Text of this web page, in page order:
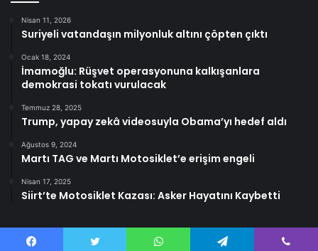
Nisan 11, 2026
Suriyeli vatandaşın milyonluk altını çöpten çıktı
Ocak 18, 2024
İmamoğlu: Rüşvet operasyonuna kalkışanlara
demokrasi tokatı vurulacak
Temmuz 28, 2025
Trump, yapay zekâ videosuyla Obama’yı hedef aldı
Ağustos 9, 2024
Martı TAG ve Martı Motosiklet’e erişim engeli
Nisan 17, 2025
Siirt’te Motosiklet Kazası: Asker Hayatını Kaybetti